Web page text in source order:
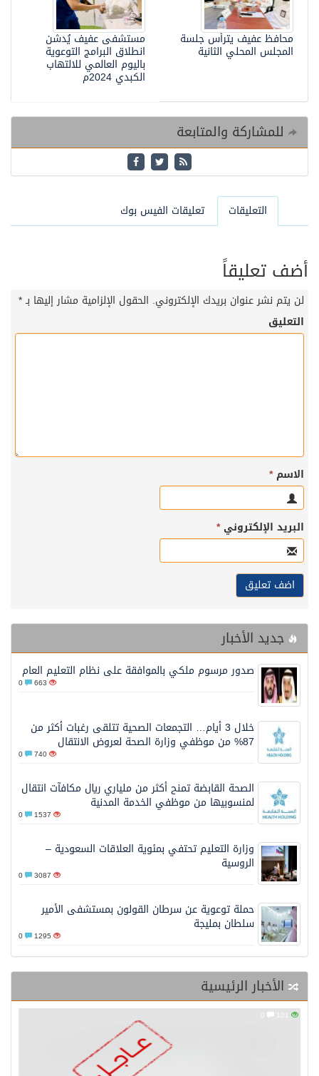
مستشفى عفيف يُدشن
انطلاق البرامج التوعوية
باليوم العالمي للالتهاب
الكبدي 2024م
محافظ عفيف يترأس جلسة
المجلس المحلي الثانية
للمشاركة والمتابعة
التعليقات تعليقات الفيس بوك
أضف تعليقاً
لن يتم نشر عنوان بريدك الإلكتروني. الحقول الإلزامية مشار إليها بـ*
التعليق
الاسم*
البريد الإلكتروني*
جديد الأخبار
صدور مرسوم ملكي بالموافقة على نظام التعليم العام
663
خلال 3 أيام… التجمعات الصحية تتلقى رغبات أكثر من
87% من موظفي وزارة الصحة لعروض الانتقال
740
الصحة القابضة تمنح أكثر من ملياري ريال مكافآت انتقال
لمنسوبيها من موظفي الخدمة المدنية
1537
وزارة التعليم تحتفي بمئوية العلاقات السعودية –
الروسية
3087
حملة توعوية عن سرطان القولون بمستشفى الأمير
سلطان بمليجة
1295
الأخبار الرئيسية